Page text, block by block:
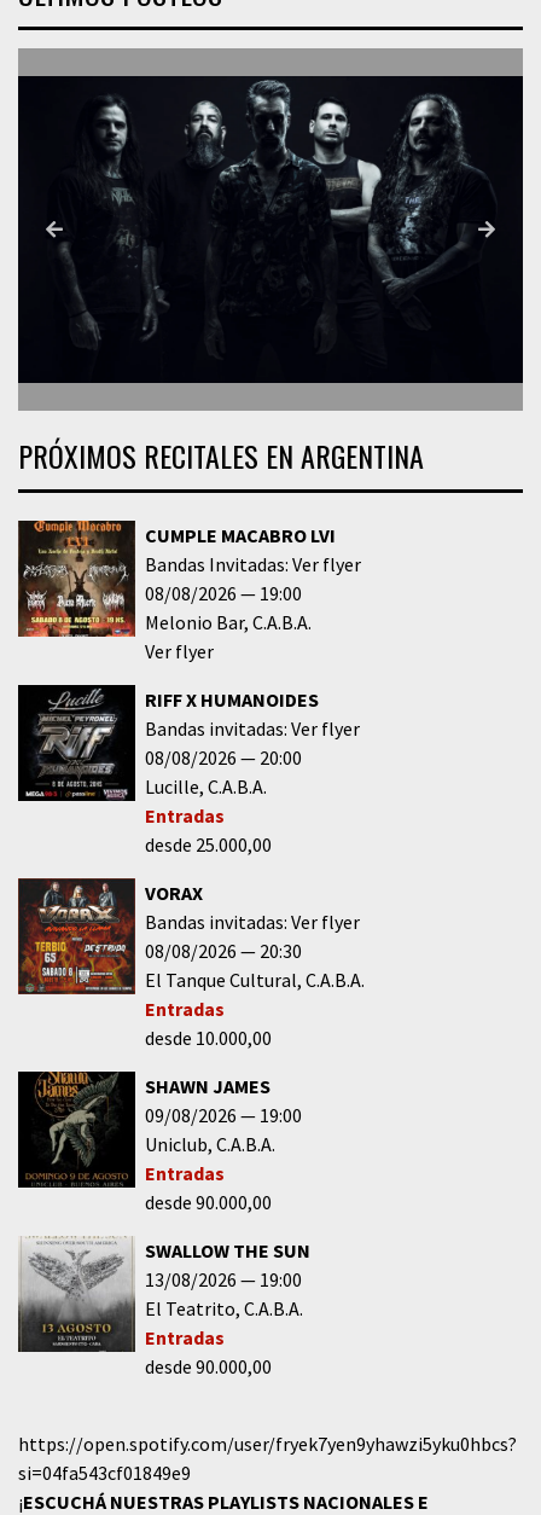
PRÓXIMOS RECITALES EN ARGENTINA
CUMPLE MACABRO LVI
Bandas Invitadas: Ver flyer
08/08/2026
19:00
Melonio Bar C.A.B.A.
Ver flyer
RIFF X HUMANOIDES
Bandas invitadas: Ver flyer
08/08/2026
20:00
Lucille C.A.B.A.
Entradas
desde 25.000,00
VORAX
Bandas invitadas: Ver flyer
08/08/2026
20:30
El Tanque Cultural C.A.B.A.
Entradas
desde 10.000,00
SHAWN JAMES
09/08/2026
19:00
Uniclub C.A.B.A.
Entradas
desde 90.000,00
SWALLOW THE SUN
13/08/2026
19:00
El Teatrito C.A.B.A.
Entradas
desde 90.000,00
https://open.spotify.com/user/fryek7yen9yhawzi5yku0hbcs?
si=04fa543cf01849e9
¡ESCUCHÁ NUESTRAS PLAYLISTS NACIONALES E